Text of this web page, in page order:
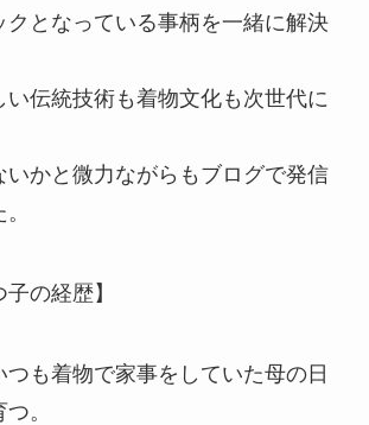
クとなっている事柄を一緒に解決
い伝統技術も着物文化も次世代に
いかと微力ながらもブログで発信
の経歴】
も着物で家事をしていた母の日
。